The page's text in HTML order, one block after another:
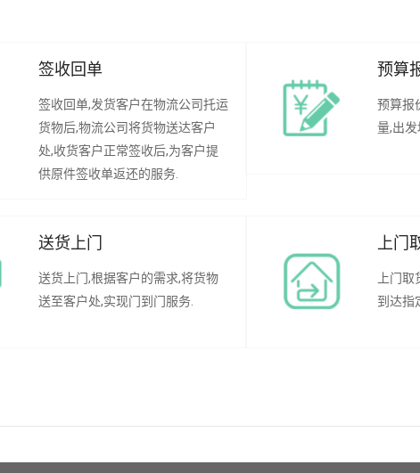
签收回单
签收回单,发货客户在物流公司托运
货物后,物流公司将货物送达客户
处,收货客户正常签收后,为客户提
供原件签收单返还的服务.
预算
预算报
量,出
送货上门
送货上门,根据客户的需求,将货物
送至客户处,实现门到门服务.
上门
上门
到达指